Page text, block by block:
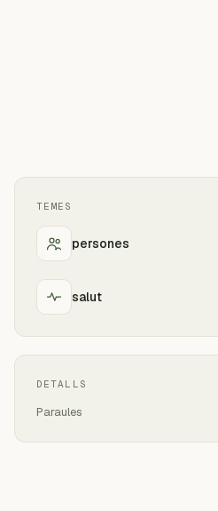
TEMES
persones
salut
DETALLS
Paraules